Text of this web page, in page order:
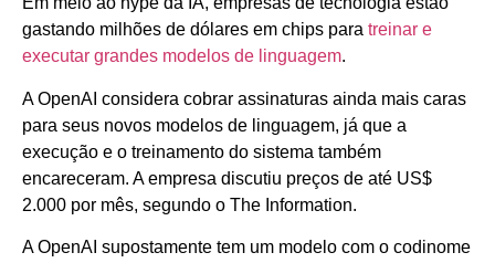
gastando milhões de dólares em chips para treinar e
executar grandes modelos de linguagem.
A OpenAI considera cobrar assinaturas ainda mais caras
para seus novos modelos de linguagem, já que a
execução e o treinamento do sistema também
encareceram. A empresa discutiu preços de até US$
2.000 por mês, segundo o The Information.
A OpenAI supostamente tem um modelo com o codinome